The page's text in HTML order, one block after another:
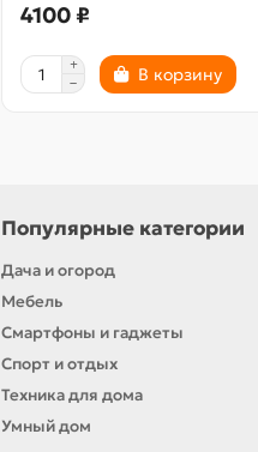
4100 ₽
В корзину
Популярные категории
Дача и огород
Мебель
Смартфоны и гаджеты
Спорт и отдых
Техника для дома
Умный дом